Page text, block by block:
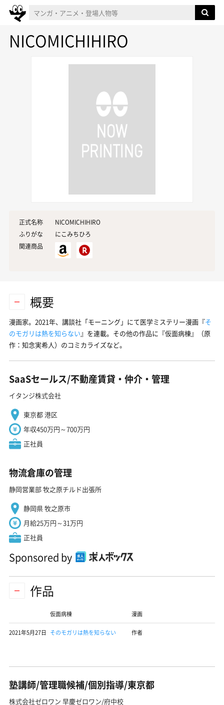
NICOMICHIHIRO
正式名称
NICOMICHIHIRO
ふりがな
にこみちひろ
関連商品
概要
漫画家。2021年、講談社「モーニング」にて医学ミステリー漫画『そ
のモガリは熱を知らない』を連載。その他の作品に『仮面病棟』（原
作：知念実希人）のコミカライズなど。
SaaSセールス/不動産賃貸・仲介・管理
イタンジ株式会社
東京都 港区
年収450万円～700万円
正社員
物流倉庫の管理
静岡営業部 牧之原チルド出張所
静岡県 牧之原市
月給25万円～31万円
正社員
Sponsored by
作品
仮面病棟 漫画
2021年5月27日 そのモガリは熱を知らない 作者
塾講師/管理職候補/個別指導/東京都
株式会社ゼロワン 早慶ゼロワン/府中校